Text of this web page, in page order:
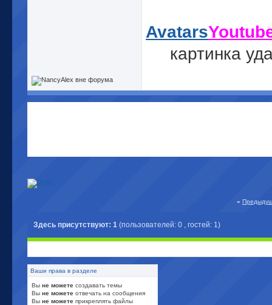
Avatars
картинка
«
Здесь присутствуют: 1 (пользователей: 0 , гостей: 1)
Ваши права в разделе
Вы не можете создавать темы
Вы не можете отвечать на сообщения
Вы не можете прикреплять файлы